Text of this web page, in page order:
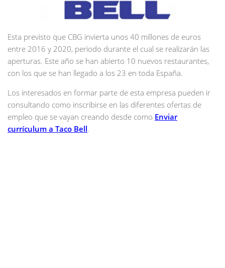
Esta previsto que CBG invierta unos 40 millones de euros
entre 2016 y 2020, periodo durante el cual se realizarán las
aperturas. Este año se han abierto 10 nuevos restaurantes,
con los que se han llegado a los 23 en toda España.
Los interesados en formar parte de esta empresa pueden ir
consultando como inscribirse en las diferentes ofertas de
empleo que se vayan creando desde como Enviar
currículum a Taco Bell.